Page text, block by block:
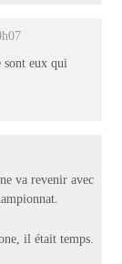
sont eux qui
va revenir avec
il était temps.